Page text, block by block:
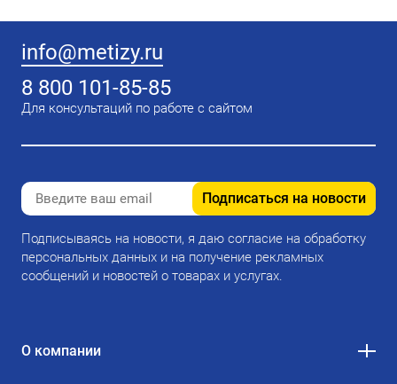
info@metizy.ru
8 800 101-85-85
Для консультаций по работе с сайтом
Подписаться на новости
Подписываясь на новости, я даю согласие на обработку
персональных данных и на получение рекламных
сообщений и новостей о товарах и услугах.
О компании